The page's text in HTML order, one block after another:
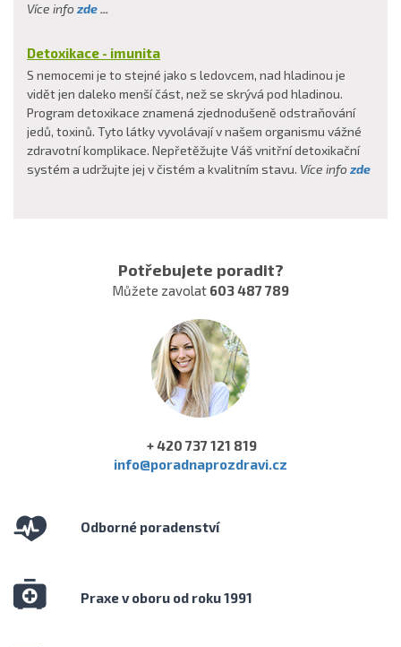
Více info zde...
Detoxikace - imunita
S nemocemi je to stejné jako s ledovcem, nad hladinou je
vidět jen daleko menší část, než se skrývá pod hladinou.
Program detoxikace znamená zjednodušeně odstraňování
jedů, toxinů. Tyto látky vyvolávají v našem organismu vážné
zdravotní komplikace. Nepřetěžujte Váš vnitřní detoxikační
systém a udržujte jej v čistém a kvalitním stavu. Více info zde
Potřebujete poradit?
Můžete zavolat 603 487 789
+ 420 737 121 819
info@poradnaprozdravi.cz
Odborné poradenství
Praxe v oboru od roku 1991